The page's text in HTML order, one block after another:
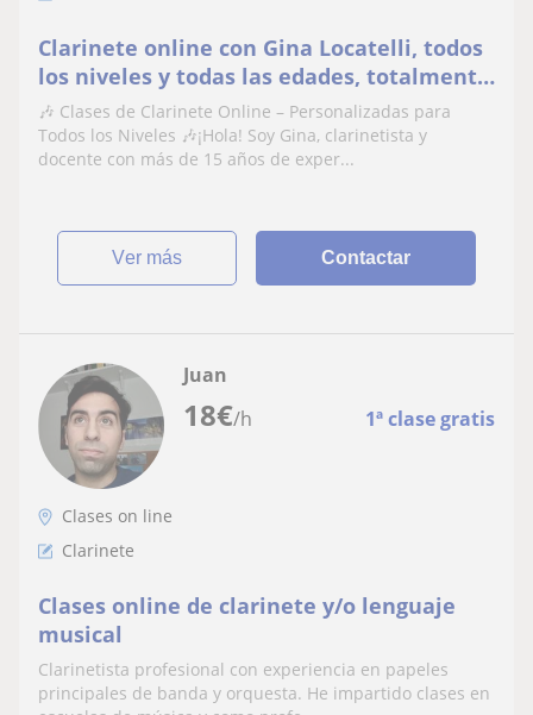
Clarinete online con Gina Locatelli, todos
los niveles y todas las edades, totalmente
personalizadas!
🎶 Clases de Clarinete Online – Personalizadas para
Todos los Niveles 🎶¡Hola! Soy Gina, clarinetista y
docente con más de 15 años de exper...
ver más Contactar
18€/h 1ª clase gratis
Juan
Clases on line
Clarinete
Clases online de clarinete y/o lenguaje
musical
Clarinetista profesional con experiencia en papeles
principales de banda y orquesta. He impartido clases en